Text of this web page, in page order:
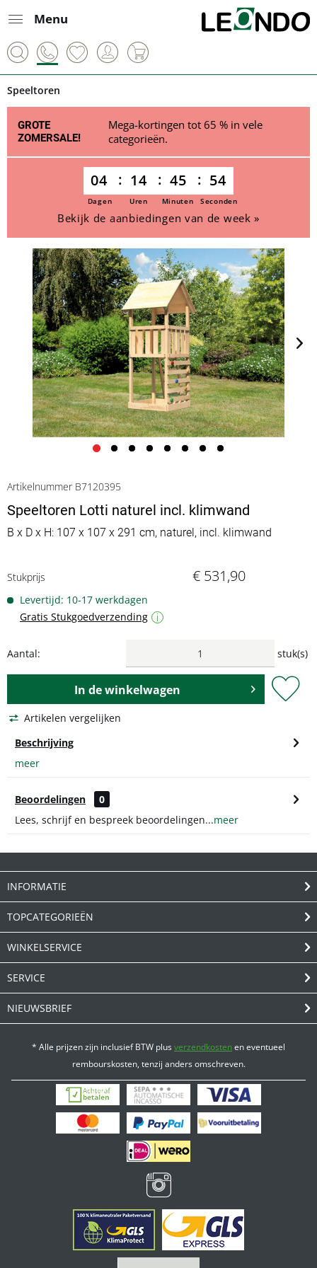
Menu
Speeltoren
GROTE
ZOMERSALE!
Mega-kortingen tot 65 % in vele
categorieën.
04 14 45 54
Dagen Uren Minuten Seconden
Bekijk de aanbiedingen van de week »
Artikelnummer B7120395
Speeltoren Lotti naturel incl. klimwand
B x D x H: 107 x 107 x 291 cm, naturel, incl. klimwand
Stukprijs € 531,90
Levertijd: 10-17 werkdagen
Gratis Stukgoedverzending
i
Aantal: stuk(s)
In dewinkelwagen
Artikelen vergelijken
Beschrijving
meer
Beoordelingen
0
Lees, schrijf en bespreek beoordelingen...meer
INFORMATIE
TOPCATEGORIEËN
WINKELSERVICE
SERVICE
NIEUWSBRIEF
* Alle prijzen zijn inclusief BTW plusverzendkostenen eventueel
rembourskosten, tenzij anders omschreven.